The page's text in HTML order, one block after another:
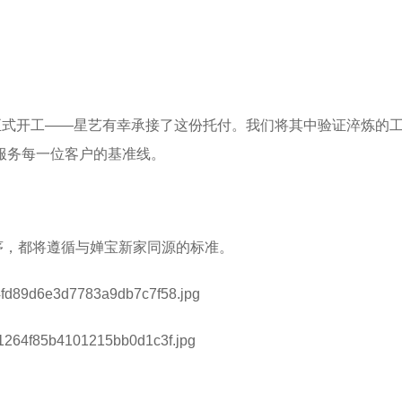
式开工——星艺有幸承接了这份托付。我们将其中验证淬炼的
每一位客户的基准线。
都将遵循与婵宝新家同源的标准。